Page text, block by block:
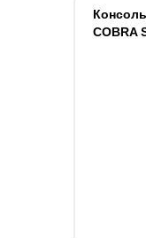
СOBRA